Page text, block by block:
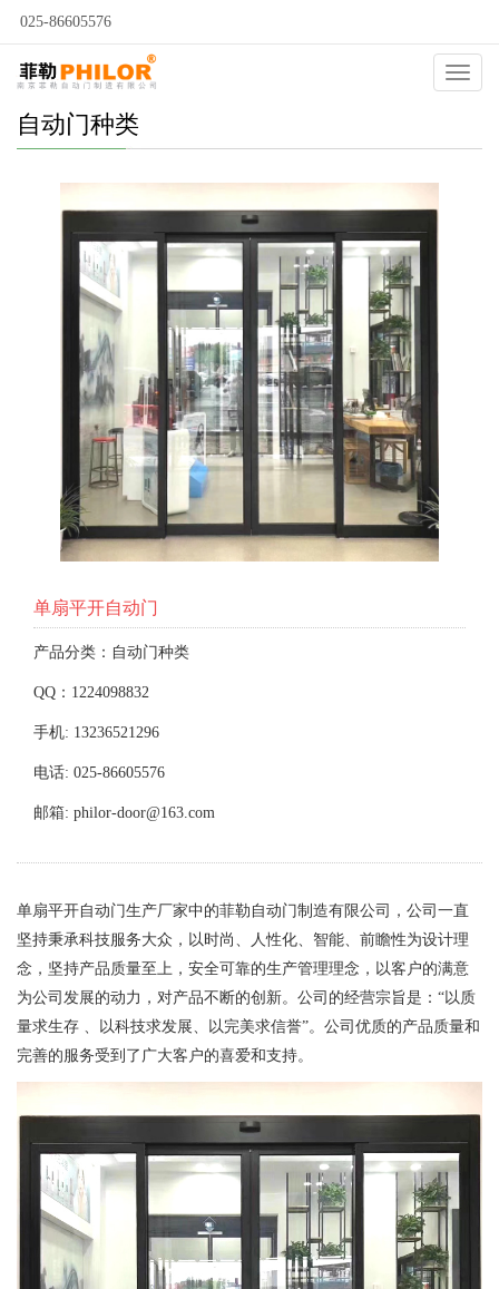
025-86605576
自动门种类
单扇平开自动门
产品分类：自动门种类
QQ：1224098832
手机: 13236521296
电话: 025-86605576
邮箱: philor-door@163.com
单扇平开自动门生产厂家中的菲勒自动门制造有限公司，公司一直
坚持秉承科技服务大众，以时尚、人性化、智能、前瞻性为设计理
念，坚持产品质量至上，安全可靠的生产管理理念，以客户的满意
为公司发展的动力，对产品不断的创新。公司的经营宗旨是：“以质
量求生存 、以科技求发展、以完美求信誉”。公司优质的产品质量和
完善的服务受到了广大客户的喜爱和支持。